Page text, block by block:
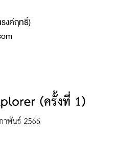
งค์ฤทธิ์)